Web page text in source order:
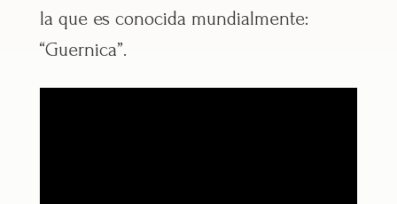
la que es conocida mundialmente:
“Guernica”.